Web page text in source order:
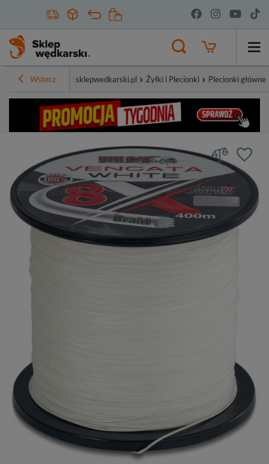
Wstecz sklepwedkarski.pl Żyłki i Plecionki Plecionki główne